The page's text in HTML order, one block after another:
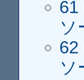
61
ソ
62
ソ